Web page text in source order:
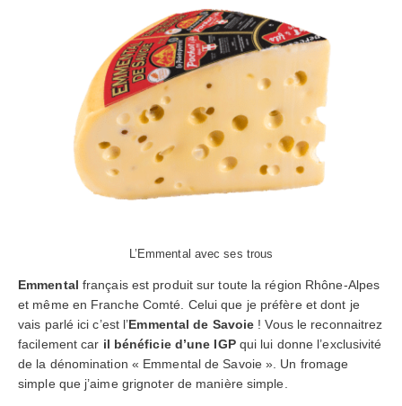
L’Emmental avec ses trous
Emmental français est produit sur toute la région Rhône-Alpes
et même en Franche Comté. Celui que je préfère et dont je
vais parlé ici c’est l’Emmental de Savoie ! Vous le reconnaitrez
facilement car il bénéficie d’une IGPqui lui donne l’exclusivité
de la dénomination « Emmental de Savoie ». Un fromage
simple que j’aime grignoter de manière simple.